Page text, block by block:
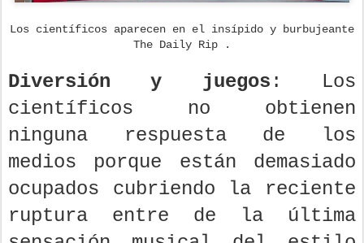
Los científicos aparecen en el insípido y burbujeante
The Daily Rip .
Diversión y juegos : Los
científicos no obtienen
ninguna respuesta de los
medios porque están demasiado
ocupados cubriendo la reciente
ruptura entre de la última